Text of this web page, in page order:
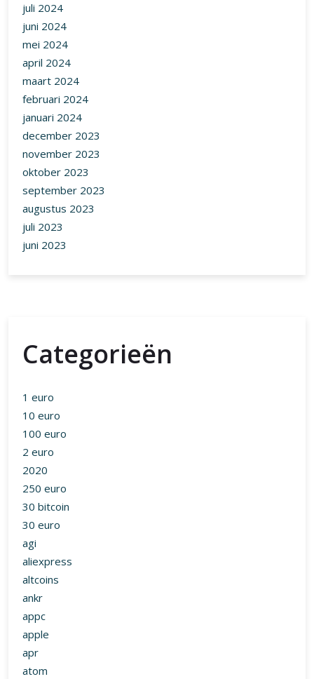
juli 2024
juni 2024
mei 2024
april 2024
maart 2024
februari 2024
januari 2024
december 2023
november 2023
oktober 2023
september 2023
augustus 2023
juli 2023
juni 2023
Categorieën
1 euro
10 euro
100 euro
2 euro
2020
250 euro
30 bitcoin
30 euro
agi
aliexpress
altcoins
ankr
appc
apple
apr
atom